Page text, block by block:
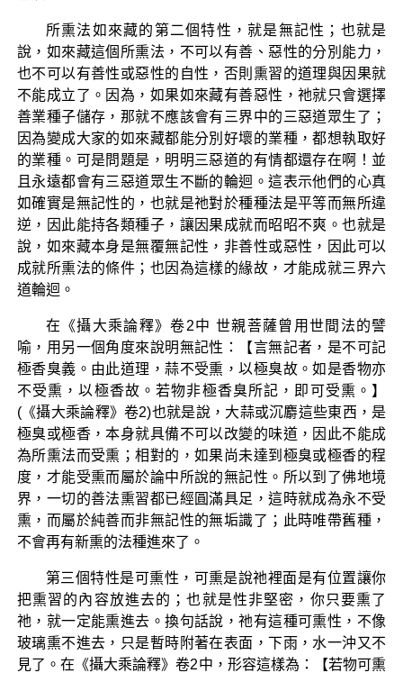
所熏法如來藏的第二個特性，就是無記性；也就是
說，如來藏這個所熏法，不可以有善、惡性的分別能力，
也不可以有善性或惡性的自性，否則熏習的道理與因果就
不能成立了。因為，如果如來藏有善惡性，祂就只會選擇
善業種子儲存，那就不應該會有三界中的三惡道眾生了；
因為變成大家的如來藏都能分別好壞的業種，都想執取好
的業種。可是問題是，明明三惡道的有情都還存在啊！並
且永遠都會有三惡道眾生不斷的輪迴。這表示他們的心真
如確實是無記性的，也就是祂對於種種法是平等而無所違
逆，因此能持各類種子，讓因果成就而昭昭不爽。也就是
說，如來藏本身是無覆無記性，非善性或惡性，因此可以
成就所熏法的條件；也因為這樣的緣故，才能成就三界六
道輪迴。
在《攝大乘論釋》卷2中 世親菩薩曾用世間法的譬
喻，用另一個角度來說明無記性：【言無記者，是不可記
極香臭義。由此道理，蒜不受熏，以極臭故。如是香物亦
不受熏，以極香故。若物非極香臭所記，即可受熏。】
(《攝大乘論釋》卷2)也就是說，大蒜或沉麝這些東西，是
極臭或極香，本身就具備不可以改變的味道，因此不能成
為所熏法而受熏；相對的，如果尚未達到極臭或極香的程
度，才能受熏而屬於論中所說的無記性。所以到了佛地境
界，一切的善法熏習都已經圓滿具足，這時就成為永不受
熏，而屬於純善而非無記性的無垢識了；此時唯帶舊種，
不會再有新熏的法種進來了。
第三個特性是可熏性，可熏是說祂裡面是有位置讓你
把熏習的內容放進去的；也就是性非堅密，你只要熏了
祂，就一定能熏進去。換句話說，祂有這種可熏性，不像
玻璃熏不進去，只是暫時附著在表面，下雨，水一沖又不
見了。在《攝大乘論釋》卷2中，形容這樣為：【若物可熏